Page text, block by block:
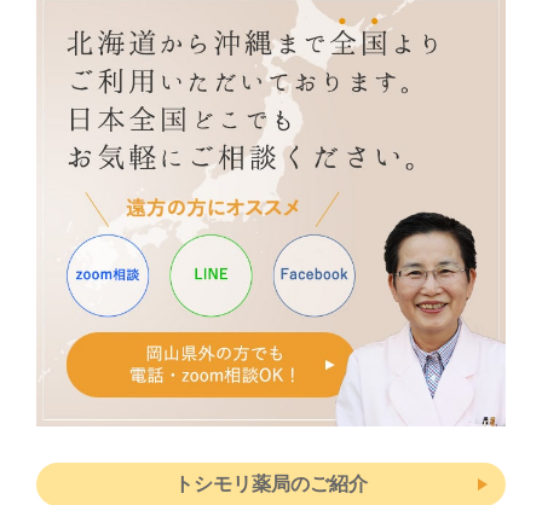
トシモリ薬局のご紹介